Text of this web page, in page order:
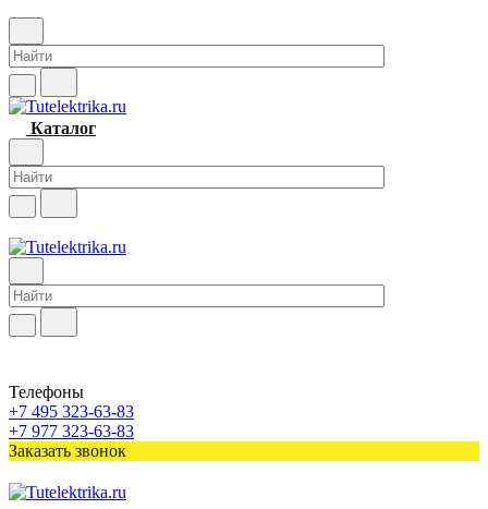
Каталог
Телефоны
+7 495 323-63-83
+7 977 323-63-83
Заказать звонок